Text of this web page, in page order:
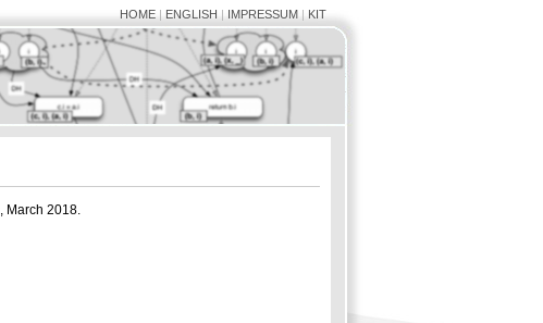
HOME| ENGLISH | IMPRESSUM| KIT
, March 2018.